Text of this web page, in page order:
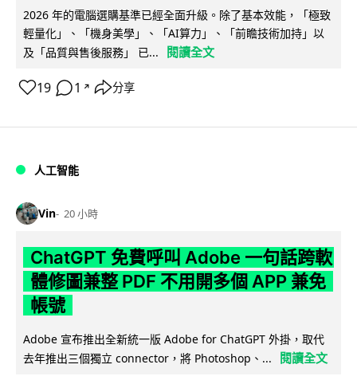
2026 年的電腦選購基準已經全面升級。除了基本效能，「極致
輕量化」、「機身美學」、「AI算力」、「前瞻技術加持」以
及「品質與售後服務」 已...
閱讀全文
19 1 ↗ 分享
人工智能
Vin 20 小時
ChatGPT 免費呼叫 Adobe 一句話跨軟
體修圖兼整 PDF 不用開多個 APP 兼免
帳號
Adobe 宣布推出全新統一版 Adobe for ChatGPT 外掛，取代
去年推出三個獨立 connector，將 Photoshop、...
閱讀全文